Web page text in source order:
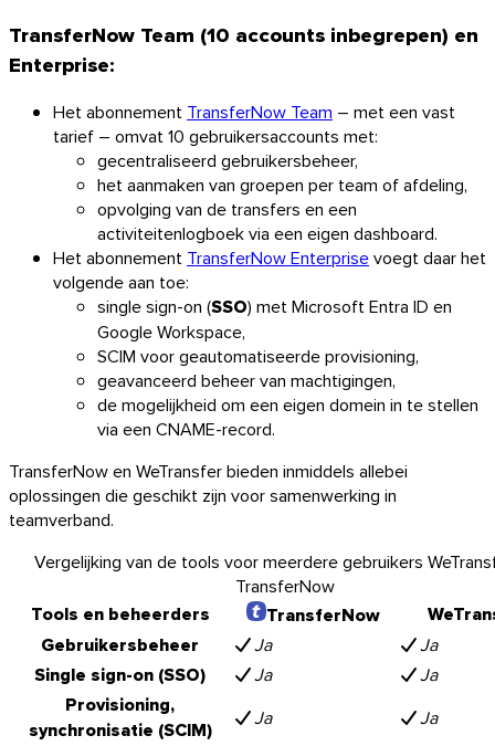
TransferNow Team (10 accounts inbegrepen) en
Enterprise:
Het abonnement TransferNow Team – met een vast
tarief – omvat 10 gebruikersaccounts met:
gecentraliseerd gebruikersbeheer,
het aanmaken van groepen per team of afdeling,
opvolging van de transfers en een
activiteitenlogboek via een eigen dashboard.
Het abonnement TransferNow Enterprisevoegt daar het
volgende aan toe:
single sign-on (SSO) met Microsoft Entra ID en
Google Workspace,
SCIM voor geautomatiseerde provisioning,
geavanceerd beheer van machtigingen,
de mogelijkheid om een eigen domein in te stellen
via een CNAME-record.
TransferNow en WeTransfer bieden inmiddels allebei
oplossingen die geschikt zijn voor samenwerking in
teamverband.
Vergelijking van de tools voor meerdere gebruikers
TransferNow
Tools en beheerders TransferNow
Gebruikersbeheer
Ja Ja
Single sign-on (SSO) Ja Ja
Provisioning,
synchronisatie (SCIM)
Ja Ja